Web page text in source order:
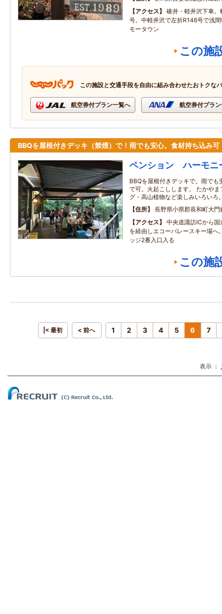
アクセス
碓井・軽井沢下車。
号。中軽井沢で左折R146号で浅
モータウン
この施
この施設と交通手段を自由に組み合わせたおトクな
航空券付プラン一覧へ 航空券付プラ
BBQを屋根付きデッキ（禁煙）で！雨でも安心。食材持ち込み可
ペンション ハーモニ
BBQを屋根付きデッキで。雨で
で可。火起こしします。 たかや
グ・高山植物など楽しみいろいろ
住所
長野県小県郡長和町大
アクセス
中央道諏訪ICから
を経由しエコーバレースキー場へ
ッジ2番入口入る
この施
|< 最初 < 前へ 1 2 3 4 5 6 7
表示 ：